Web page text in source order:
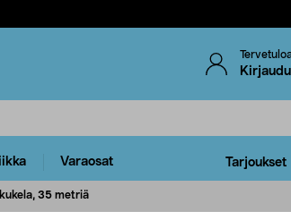
Varaosat Tarjoukset
35 metriä